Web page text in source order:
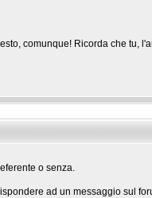
comunque! Ricorda che tu,
o senza.
ad un messaggio sul